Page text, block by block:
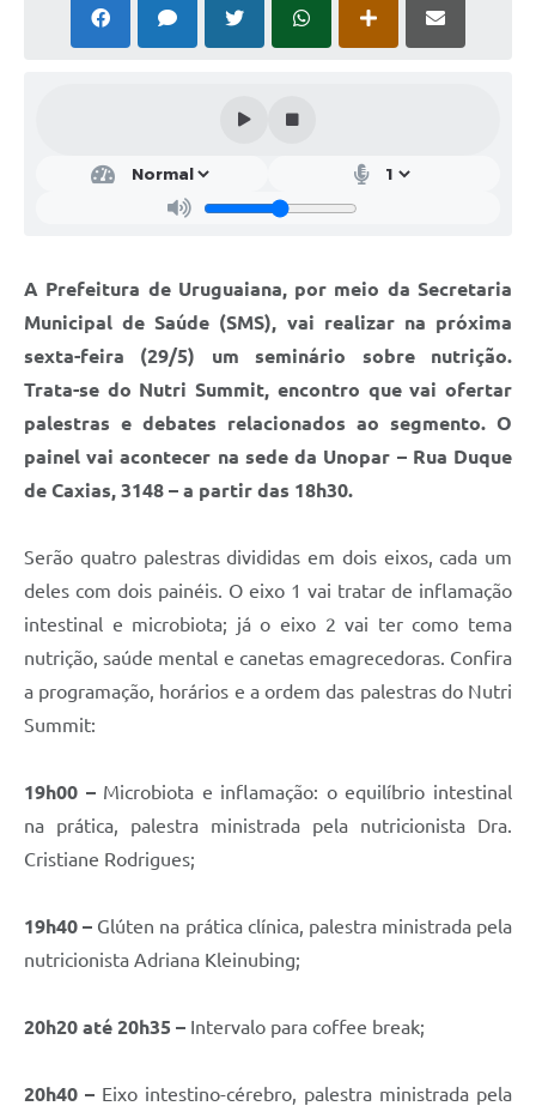
ITBI Online
SIM - Serviço de Inspeção Municipal
Vigilância Sanitária
COPIR - Coordenadoria de Promoção de Igualdade Racial
Galeria de Fotos
Contratos
Obras
Galeria de Vídeos
Links
Telefones Úteis
A Prefeitura de Uruguaiana, por meio da Secretaria
Municipal de Saúde (SMS), vai realizar na próxima
sexta-feira (29/5) um seminário sobre nutrição.
Trata-se do Nutri Summit, encontro que vai ofertar
palestras e debates relacionados ao segmento. O
painel vai acontecer na sede da Unopar – Rua Duque
de Caxias, 3148 – a partir das 18h30.
Serão quatro palestras divididas em dois eixos, cada um
deles com dois painéis. O eixo 1 vai tratar de inflamação
intestinal e microbiota; já o eixo 2 vai ter como tema
nutrição, saúde mental e canetas emagrecedoras. Confira
a programação, horários e a ordem das palestras do Nutri
Summit:
19h00 –Microbiota e inflamação: o equilíbrio intestinal
na prática, palestra ministrada pela nutricionista Dra.
Cristiane Rodrigues;
19h40 – Glúten na prática clínica, palestra ministrada pela
nutricionista Adriana Kleinubing;
20h20 até 20h35 – Intervalo para coffee break;
20h40 – Eixo intestino-cérebro, palestra ministrada pela